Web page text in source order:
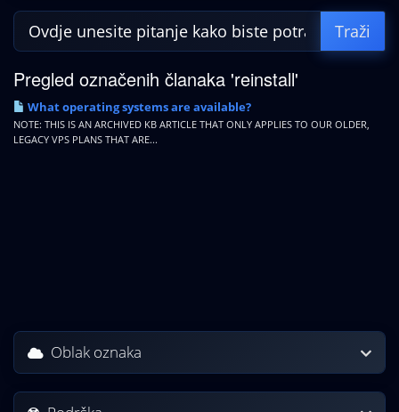
Pregled označenih članaka 'reinstall'
What operating systems are available?
NOTE: THIS IS AN ARCHIVED KB ARTICLE THAT ONLY APPLIES TO OUR OLDER,
LEGACY VPS PLANS THAT ARE...
Oblak oznaka